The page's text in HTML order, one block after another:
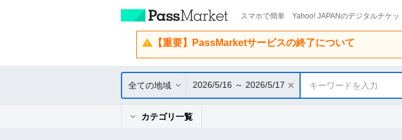
スマホで簡単 Yahoo! JAPANのデジタルチケッ
【重要】PassMarketサービスの終了について
全ての地域 2026/5/16 ～ 2026/5/17 キーワードを入力
カテゴリ一覧